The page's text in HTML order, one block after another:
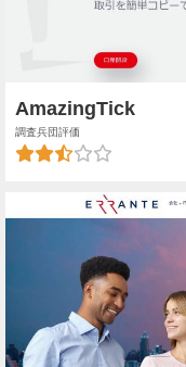
AmazingTick
調査兵団評価